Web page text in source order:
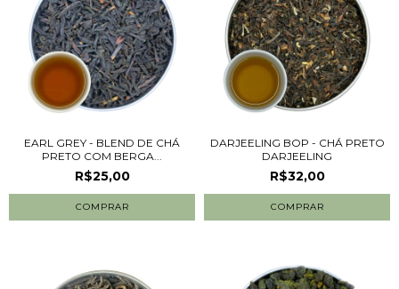
EARL GREY - BLEND DE CHÁ
PRETO COM BERGA...
R$25,00
COMPRAR
DARJEELING BOP - CHÁ PRETO
DARJEELING
R$32,00